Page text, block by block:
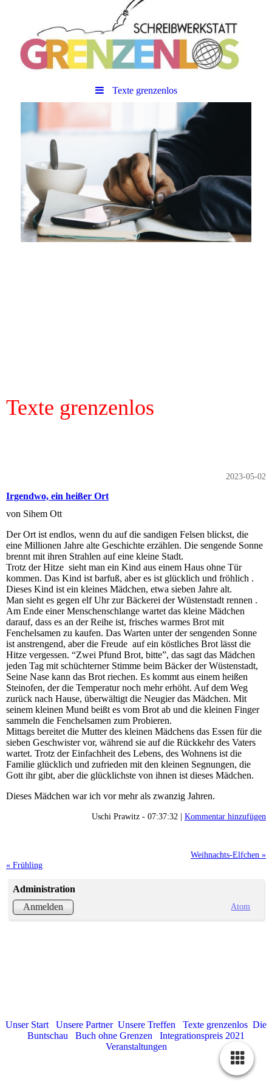
Texte grenzenlos
Texte grenzenlos
2023-05-02
Irgendwo, ein heißer Ort
von Sihem Ott
Der Ort ist endlos, wenn du auf die sandigen Felsen blickst, die
eine Millionen Jahre alte Geschichte erzählen. Die sengende Sonne
brennt mit ihren Strahlen auf eine kleine Stadt.
Trotz der Hitze sieht man ein Kind aus einem Haus ohne Tür
kommen. Das Kind ist barfuß, aber es ist glücklich und fröhlich .
Dieses Kind ist ein kleines Mädchen, etwa sieben Jahre alt.
Man sieht es gegen elf Uhr zur Bäckerei der Wüstenstadt rennen .
Am Ende einer Menschenschlange wartet das kleine Mädchen
darauf, dass es an der Reihe ist, frisches warmes Brot mit
Fenchelsamen zu kaufen. Das Warten unter der sengenden Sonne
ist anstrengend, aber die Freude auf ein köstliches Brot lässt die
Hitze vergessen. “Zwei Pfund Brot, bitte”, das sagt das Mädchen
jeden Tag mit schüchterner Stimme beim Bäcker der Wüstenstadt,
Seine Nase kann das Brot riechen. Es kommt aus einem heißen
Steinofen, der die Temperatur noch mehr erhöht. Auf dem Weg
zurück nach Hause, überwältigt die Neugier das Mädchen. Mit
seinem kleinen Mund beißt es vom Brot ab und die kleinen Finger
sammeln die Fenchelsamen zum Probieren.
Mittags bereitet die Mutter des kleinen Mädchens das Essen für die
sieben Geschwister vor, während sie auf die Rückkehr des Vaters
wartet. Trotz der Einfachheit des Lebens, des Wohnens ist die
Familie glücklich und zufrieden mit den kleinen Segnungen, die
Gott ihr gibt, aber die glücklichste von ihnen ist dieses Mädchen.
Dieses Mädchen war ich vor mehr als zwanzig Jahren.
Uschi Prawitz - 07:37:32 | Kommentar hinzufügen
Weihnachts-Elfchen »
« Frühling
Administration
Anmelden
Atom
Unser Start Unsere Partner Unsere Treffen Texte grenzenlos Die
Buntschau Buch ohne Grenzen Integrationspreis 2021
Veranstaltungen